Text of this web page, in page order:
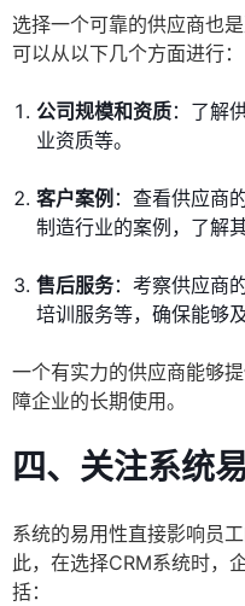
选择一个可靠的供应商也
可以从以下几个方面进行：
公司规模和资质：了解
业资质等。
客户案例 ：查看供应商
制造行业的案例，了解
售后服务：考察供应商
培训服务等，确保能够
一个有实力的供应商能够
障企业的长期使用。
四、关注系统
系统的易用性直接影响员
此，在选择CRM系统时，
括：